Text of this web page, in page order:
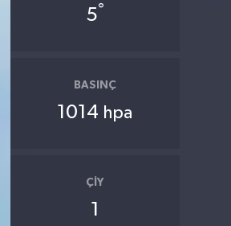
5°
BASINÇ
1014 hpa
ÇIY
1